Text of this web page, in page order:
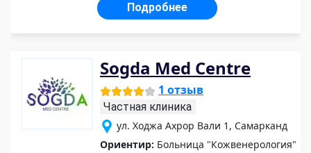
Подробнее
Sogda Med Centre
1 отзыв
Частная клиника
ул. Ходжа Ахрор Вали 1, Самарканд
Ориентир: Больница "Кожвенерология"